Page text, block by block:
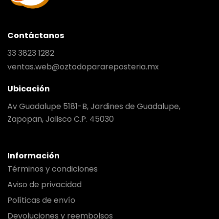
Contáctanos
33 3823 1282
ventas.web@oztodoparareposteria.mx
Ubicación
Av Guadalupe 5181-B, Jardines de Guadalupe,
Zapopan, Jalisco C.P. 45030
Información
Términos y condiciones
Aviso de privacidad
Políticas de envío
Devoluciones y reembolsos